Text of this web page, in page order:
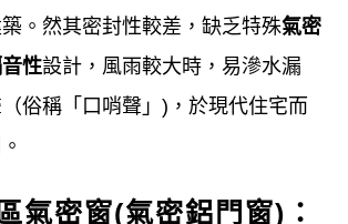
的經營理念是提供優質產品、顧客
及永續經營等核心價值。 這包括確
計適合客戶需求，提供免費專業估
在施工後確實驗收以保障客戶安
。然其密封性較差，缺乏特殊氣密
音性設計，風雨較大時，易滲水漏
俗稱「口哨聲」)，於現代住宅而
氣密窗(氣密鋁門窗)：